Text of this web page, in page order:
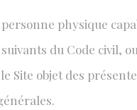
physique
du Code civil,
Site objet des